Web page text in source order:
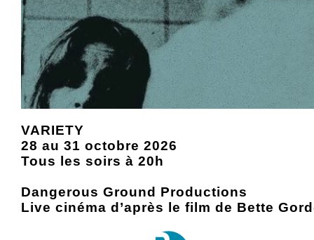
VARIETY
28 au 31 octobre 2026
Tous les soirs à 20h
Dangerous Ground Productions
Live cinéma d’après le film de Bette